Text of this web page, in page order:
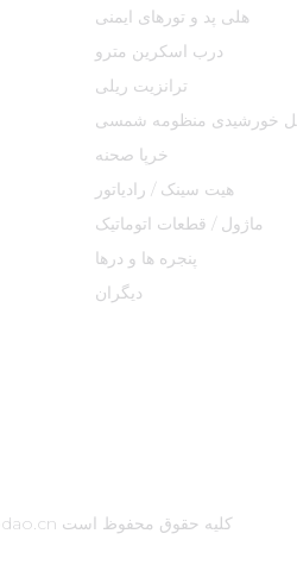
هلی پد و تورهای ایمنی
درب اسکرین مترو
ترانزیت ریلی
خورشیدی منظومه شمسی
خرپا صحنه
هیت سینک / رادیاتور
ماژول / قطعات اتوماتیک
پنجره ها و درها
دیگران
کپی رایت © 2024 Goodao.cn کلیه حقوق محفوظ است